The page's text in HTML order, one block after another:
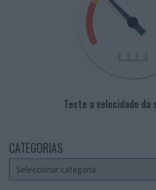
Teste a velocidade
CATEGORIAS
Categorias